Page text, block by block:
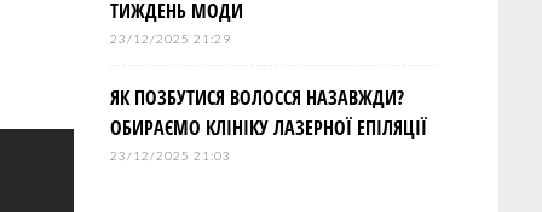
ТИЖДЕНЬ МОДИ
23/12/2025 21:29
ЯК ПОЗБУТИСЯ ВОЛОССЯ НАЗАВЖДИ?
ОБИРАЄМО КЛІНІКУ ЛАЗЕРНОЇ ЕПІЛЯЦІЇ
23/12/2025 21:03